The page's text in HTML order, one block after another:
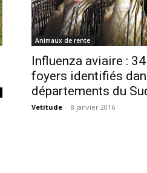
Animaux de rente
Influenza aviaire :
foyers identifiés
départements du
Vetitude - 8 janvier 2016